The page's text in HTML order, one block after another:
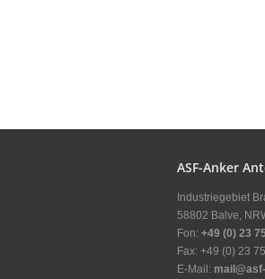
ASF-Anker
Industriegebiet
58802 Balve,
Fon: +49 (0) 23
Fax: +49 (0) 23
E-Mail: